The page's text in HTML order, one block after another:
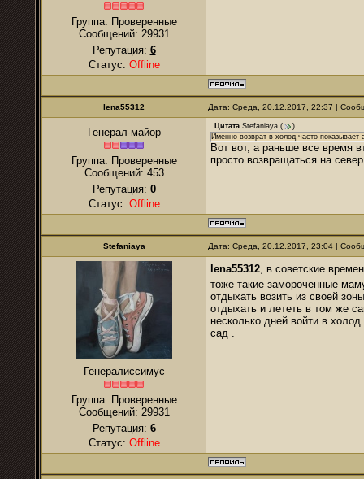
Группа: Проверенные
Сообщений: 29931
Репутация: 6
Статус: Offline
lena55312 Дата: Среда, 20.12.2017, 22:37 |
Генерал-майор
Группа: Проверенные
Сообщений: 453
Репутация: 0
Статус: Offline
Цитата Stefaniaya (
)
Именно возврат в холод часто показывает
Вот вот, а раньше все время
просто возвращаться на
Stefaniaya Дата: Среда, 20.12.2017, 23:04 |
Генералиссимус
Группа: Проверенные
Сообщений: 29931
Репутация: 6
Статус: Offline
lena55312, в советские
тоже такие замороченные
отдыхать возить из своей
отдыхать и лететь в том же
несколько дней войти в
сад .